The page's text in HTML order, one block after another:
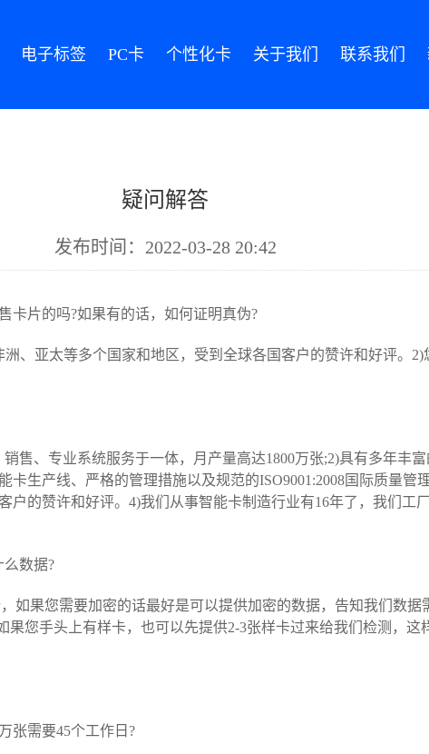
电子标签 PC卡 个性化卡 关于我们 联系我们
疑问解答
发布时间：2022-03-28 20:42
片的吗?如果有的话，如何证明真伪?
亚太等多个国家和地区，受到全球各国客户的赞许和好评。2)
、专业系统服务于一体，月产量高达1800万张;2)具有多年丰
生产线、严格的管理措施以及规范的ISO9001:2008国际质量管
户的赞许和好评。4)我们从事智能卡制造行业有16年了，我们工
数据?
果您需要加密的话最好是可以提供加密的数据，告知我们数据
您手头上有样卡，也可以先提供2-3张样卡过来给我们检测，
张需要45个工作日?